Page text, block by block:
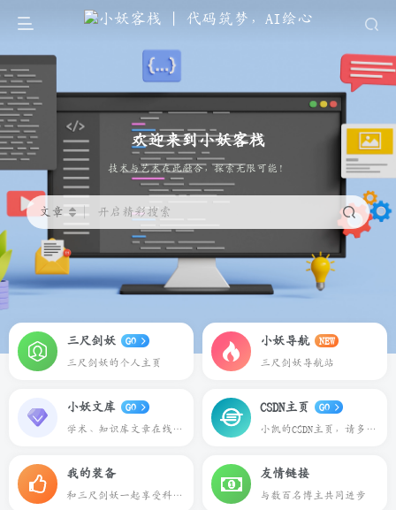
欢迎来到小妖客栈
代码筑梦，AI绘心
文章 开启精彩搜索
三尺剑妖 GO
三尺剑妖的个人主页
小妖导航 NEW
三尺剑妖导航站
小妖文库 GO
学术、知识库文章在线预览下载
CSDN主页 GO
小凯的CSDN主页，请多多关照
我的装备
和三尺剑妖一起享受科技带来的乐趣
友情链接
与数百名博主共同进步